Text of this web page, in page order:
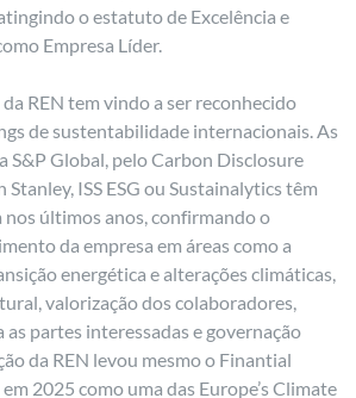
o estatuto de Excelência e
Empresa Líder.
REN tem vindo a ser reconhecido
de sustentabilidade internacionais. As
S&P Global, pelo Carbon Disclosure
ISS ESG ou Sustainalytics têm
nos últimos anos, confirmando o
da empresa em áreas como a
energética e alterações climáticas,
valorização dos colaboradores,
as partes interessadas e governação
da REN levou mesmo o Finantial
2025 como uma das Europe’s Climate